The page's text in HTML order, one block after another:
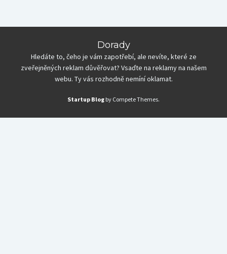
Dorady
Hledáte to, čeho je vám zapotřebí, ale nevíte, které ze
zveřejněných reklam důvěřovat? Vsaďte na reklamy na našem
webu. Ty vás rozhodně nemíní oklamat.
Startup Blog by Compete Themes.